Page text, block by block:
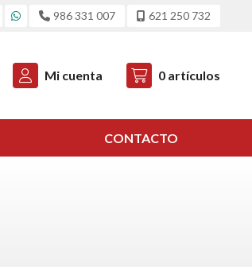
986 331 007 621 250 732
Mi cuenta 0 artículos
CONTACTO